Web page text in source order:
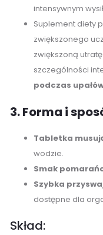
intensywnym
Suplement diety
zwiększonego
zwiększoną
szczególności
podczas
3. Forma i
Tabletka
wodzie.
Smak
Szybka
dostępne dla
Skład: